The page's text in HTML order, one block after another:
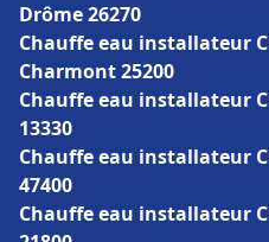
Drôme 26270
Chauffe eau installateur
Charmont 25200
Chauffe eau installateur
13330
Chauffe eau installateur
47400
Chauffe eau installateur